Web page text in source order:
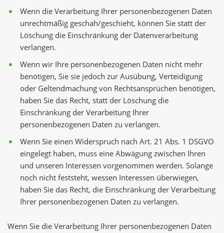
Wenn die Verarbeitung Ihrer personenbezogenen Daten
unrechtmäßig geschah/geschieht, können Sie statt der
Löschung die Einschränkung der Datenverarbeitung
verlangen.
Wenn wir Ihre personenbezogenen Daten nicht mehr
benötigen, Sie sie jedoch zur Ausübung, Verteidigung
oder Geltendmachung von Rechtsansprüchen benötigen,
haben Sie das Recht, statt der Löschung die
Einschränkung der Verarbeitung Ihrer
personenbezogenen Daten zu verlangen.
Wenn Sie einen Widerspruch nach Art. 21 Abs. 1 DSGVO
eingelegt haben, muss eine Abwägung zwischen Ihren
und unseren Interessen vorgenommen werden. Solange
noch nicht feststeht, wessen Interessen überwiegen,
haben Sie das Recht, die Einschränkung der Verarbeitung
Ihrer personenbezogenen Daten zu verlangen.
Wenn Sie die Verarbeitung Ihrer personenbezogenen Daten